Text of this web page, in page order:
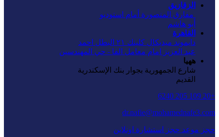
الزقازيق
‏ مفارق المنصورة أمام استوديو
أبو هاشم
القاهرة
دايموند ميديكال كلينك ٢١ البطل احمد
عبد العزيز امام معامل الفا - حي المهندسين
ههيا
شارع الجمهورية بجوار بنك الإسكندرية
القديم
+20 109 205 6240
dr.nafie@mohamednafe3.com
حجز موعد حجز استشارة اونلاين